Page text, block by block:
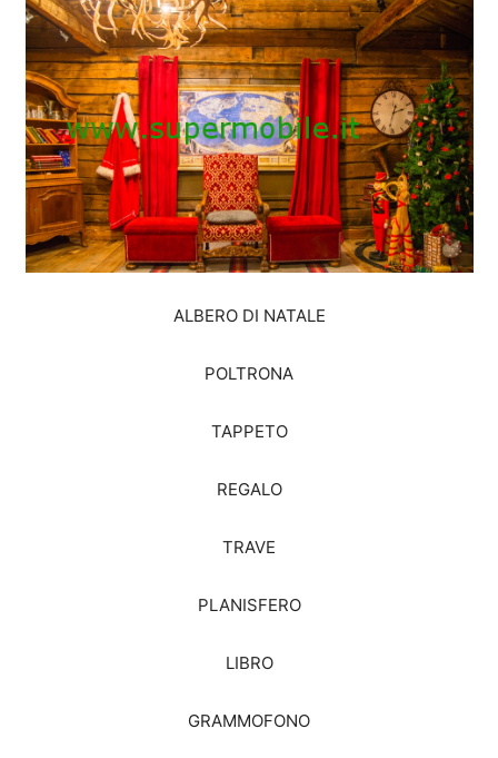
ALBERO DI NATALE
POLTRONA
TAPPETO
REGALO
TRAVE
PLANISFERO
LIBRO
GRAMMOFONO